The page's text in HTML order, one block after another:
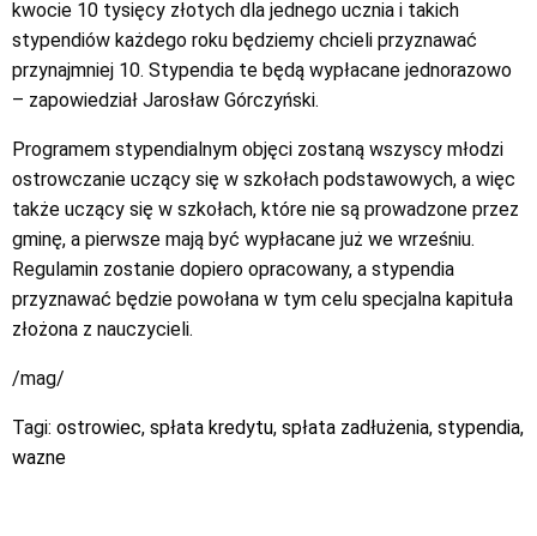
kwocie 10 tysięcy złotych dla jednego ucznia i takich
stypendiów każdego roku będziemy chcieli przyznawać
przynajmniej 10. Stypendia te będą wypłacane jednorazowo
– zapowiedział Jarosław Górczyński.
Programem stypendialnym objęci zostaną wszyscy młodzi
ostrowczanie uczący się w szkołach podstawowych, a więc
także uczący się w szkołach, które nie są prowadzone przez
gminę, a pierwsze mają być wypłacane już we wrześniu.
Regulamin zostanie dopiero opracowany, a stypendia
przyznawać będzie powołana w tym celu specjalna kapituła
złożona z nauczycieli.
/mag/
Tagi: ostrowiec, spłata kredytu, spłata zadłużenia, stypendia,
wazne